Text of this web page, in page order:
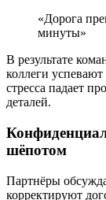
«Дорога
минуты»
В результате
коллеги успевают
стресса падает
деталей.
шёпотом
Партнёры
корректируют